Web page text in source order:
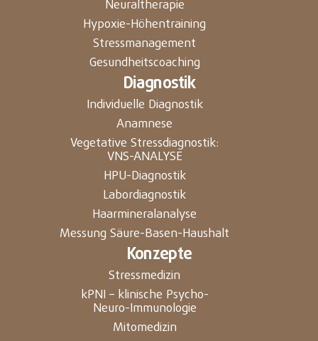
Konzepte
Stressmedizin
kPNI – klinische Psycho-
Neuro-Immunologie
Mitomedizin
Diagnostik
Individuelle Diagnostik
Anamnese
Vegetative Stressdiagnostik:
VNS-ANALYSE
HPU-Diagnostik
Labordiagnostik
Haarmineralanalyse
Messung Säure-Basen-Haushalt
Neuraltherapie
Hypoxie-Höhentraining
Stressmanagement
Gesundheitscoaching